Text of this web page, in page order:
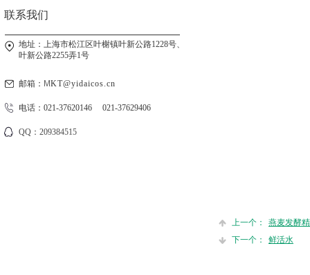
上一个：
燕麦发酵
下一个：
鲜活水
联系我们
地址：上海市松江区叶榭镇叶新公路1228号、
叶新公路2255弄1号
邮箱： MKT@yidaicos.cn
电话：021-37620146 021-37629406
QQ：209384515